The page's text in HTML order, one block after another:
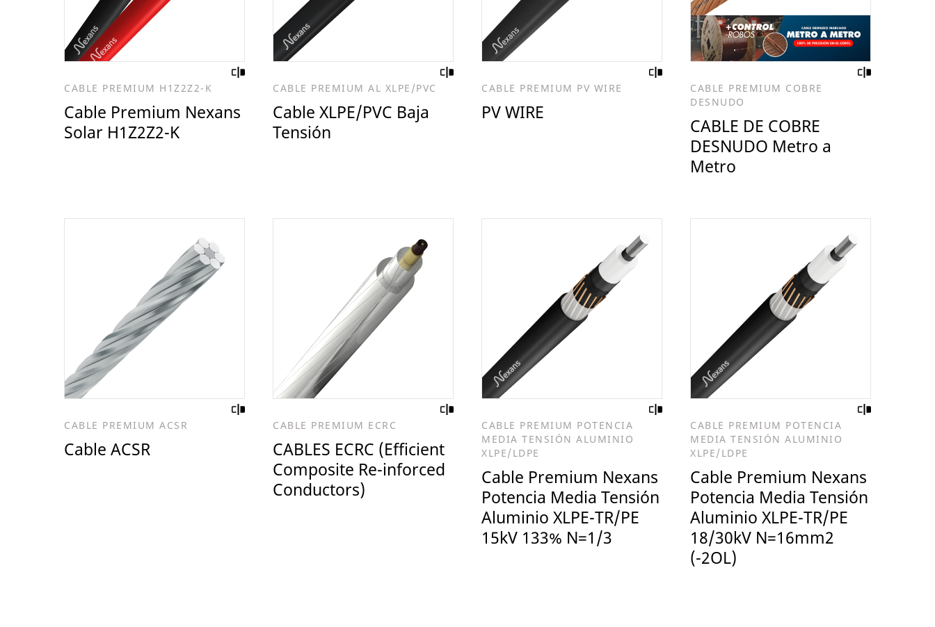
CABLE PREMIUM H1Z2Z2-K
Cable Premium Nexans
Solar H1Z2Z2-K
CABLE PREMIUM AL XLPE/PVC
Cable XLPE/PVC Baja
Tensión
CABLE PREMIUM PV WIRE
PV WIRE
CABLE PREMIUM COBRE
DESNUDO
CABLE DE COBRE
DESNUDO Metro a
Metro
CABLE PREMIUM ACSR
Cable ACSR
CABLE PREMIUM ECRC
CABLES ECRC (Efficient
Composite Re-inforced
Conductors)
CABLE PREMIUM POTENCIA
MEDIA TENSIÓN ALUMINIO
XLPE/LDPE
Cable Premium Nexans
Potencia Media Tensión
Aluminio XLPE-TR/PE
15kV 133% N=1/3
CABLE PREMIUM POTENCIA
MEDIA TENSIÓN ALUMINIO
XLPE/LDPE
Cable Premium Nexans
Potencia Media Tensión
Aluminio XLPE-TR/PE
18/30kV N=16mm2
(-2OL)